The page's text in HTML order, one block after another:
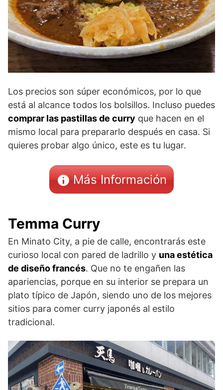
Los precios son súper económicos, por lo que
está al alcance todos los bolsillos. Incluso puedes
comprar las pastillas de curry que hacen en el
mismo local para prepararlo después en casa. Si
quieres probar algo único, este es tu lugar.
Más Información
Temma Curry
En Minato City, a pie de calle, encontrarás este
curioso local con pared de ladrillo y una estética
de diseño francés. Que no te engañen las
apariencias, porque en su interior se prepara un
plato típico de Japón, siendo uno de los mejores
sitios para comer curry japonés al estilo
tradicional.